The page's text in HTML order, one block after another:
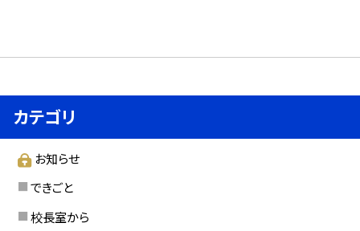
カテゴリ
お知らせ
できごと
校長室から